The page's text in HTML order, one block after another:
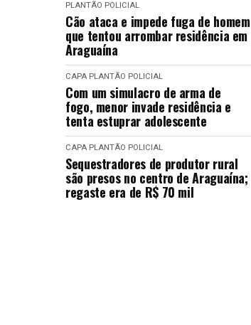
PLANTÃO POLICIAL
Cão ataca e impede fuga de homem
que tentou arrombar residência em
Araguaína
CAPA PLANTÃO POLICIAL
Com um simulacro de arma de
fogo, menor invade residência e
tenta estuprar adolescente
CAPA PLANTÃO POLICIAL
Sequestradores de produtor rural
são presos no centro de Araguaína;
regaste era de R$ 70 mil